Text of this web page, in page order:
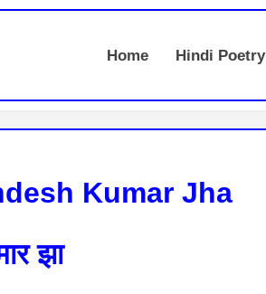
Home Hindi Poetry
Kumar Jha
झा